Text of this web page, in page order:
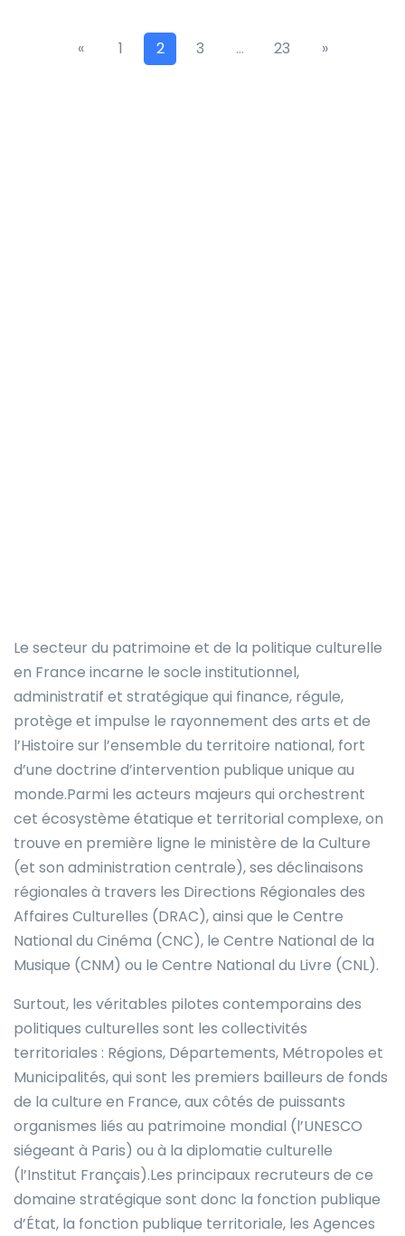
« 1 2 3 … 23 »
Le secteur du patrimoine et de la politique culturelle
en France incarne le socle institutionnel,
administratif et stratégique qui finance, régule,
protège et impulse le rayonnement des arts et de
l’Histoire sur l’ensemble du territoire national, fort
d’une doctrine d’intervention publique unique au
monde.Parmi les acteurs majeurs qui orchestrent
cet écosystème étatique et territorial complexe, on
trouve en première ligne le ministère de la Culture
(et son administration centrale), ses déclinaisons
régionales à travers les Directions Régionales des
Affaires Culturelles (DRAC), ainsi que le Centre
National du Cinéma (CNC), le Centre National de la
Musique (CNM) ou le Centre National du Livre (CNL).
Surtout, les véritables pilotes contemporains des
politiques culturelles sont les collectivités
territoriales : Régions, Départements, Métropoles et
Municipalités, qui sont les premiers bailleurs de fonds
de la culture en France, aux côtés de puissants
organismes liés au patrimoine mondial (l’UNESCO
siégeant à Paris) ou à la diplomatie culturelle
(l’Institut Français).Les principaux recruteurs de ce
domaine stratégique sont donc la fonction publique
d’État, la fonction publique territoriale, les Agences